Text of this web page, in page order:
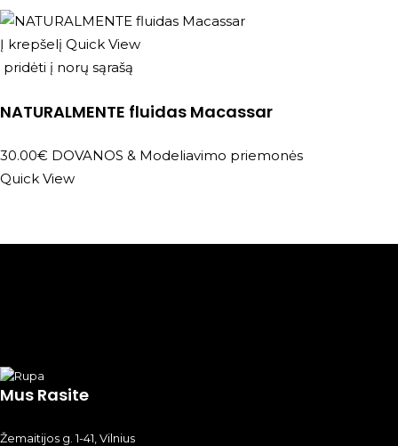
Į krepšelį Quick View
pridėti į norų sąrašą
NATURALMENTE fluidas Macassar
30.00€ DOVANOS & Modeliavimo priemonės
Quick View
Mus Rasite
Žemaitijos g. 1-41, Vilnius